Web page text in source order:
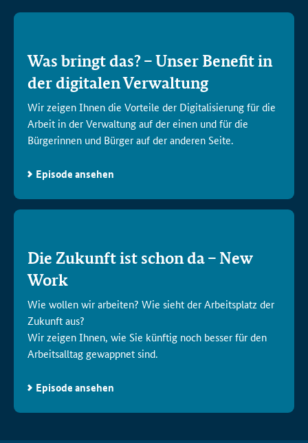
Was bringt das? – Unser Benefit in
der digitalen Verwaltung
Wir zeigen Ihnen die Vorteile der Digitalisierung für die
Arbeit in der Verwaltung auf der einen und für die
Bürgerinnen und Bürger auf der anderen Seite.
Episode ansehen
Die Zukunft ist schon da – New
Work
Wie wollen wir arbeiten? Wie sieht der Arbeitsplatz der
Zukunft aus?
Wir zeigen Ihnen, wie Sie künftig noch besser für den
Arbeitsalltag gewappnet sind.
Episode ansehen